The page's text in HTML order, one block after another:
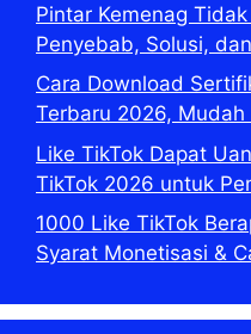
Pintar Kemenag
Penyebab, Solusi,
Cara Download
Terbaru 2026, Mudah
Like TikTok Dapat
TikTok 2026 untuk
1000 Like TikTok
Syarat Monetisasi &